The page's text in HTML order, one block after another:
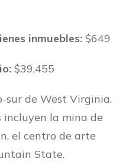
inmuebles: $649
$39,455
sur de West Virginia.
incluyen la mina de
el centro de arte
State.